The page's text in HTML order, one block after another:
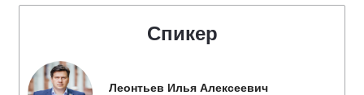
Спикер
Леонтьев Илья Алексеевич